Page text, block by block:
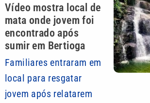
Vídeo mostra local de
mata onde jovem foi
encontrado após
sumir em Bertioga
Familiares entraram em
local para resgatar
jovem após relatarem